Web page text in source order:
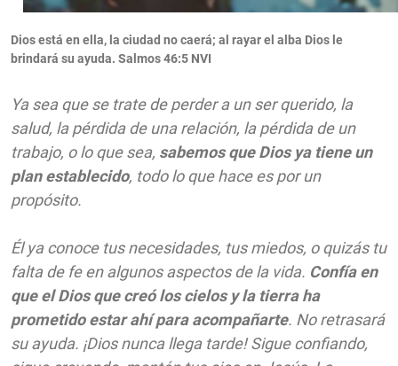
Dios está en ella, la ciudad no caerá; al rayar el alba Dios le
brindará su ayuda. Salmos 46:5 NVI
Ya sea que se trate de perder a un ser querido, la
salud, la pérdida de una relación, la pérdida de un
trabajo, o lo que sea, sabemos que Dios ya tiene un
plan establecido, todo lo que hace es por un
propósito.
Él ya conoce tus necesidades, tus miedos, o quizás tu
falta de fe en algunos aspectos de la vida. Confía en
que el Dios que creó los cielos y la tierra ha
prometido estar ahí para acompañarte. No retrasará
su ayuda. ¡Dios nunca llega tarde! Sigue confiando,